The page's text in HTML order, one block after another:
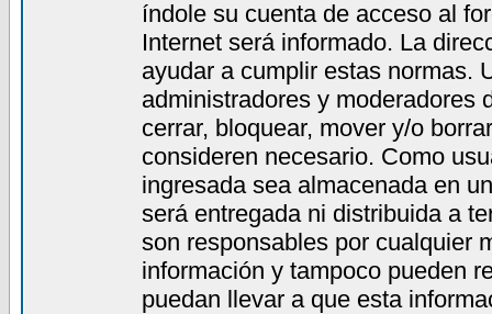
índole su cuenta de acceso al
Internet será informado. La
ayudar a cumplir estas normas.
administradores y moderadores
cerrar, bloquear, mover y/o
consideren necesario. Como
ingresada sea almacenada en
será entregada ni distribuida a
son responsables por cualquier
información y tampoco pueden
puedan llevar a que esta